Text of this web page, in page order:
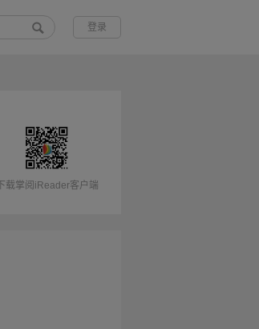
登录
下载掌阅iReader客户端